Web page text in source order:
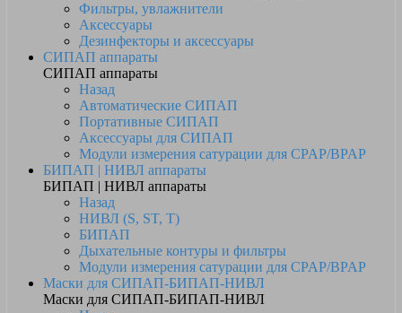
Фильтры, увлажнители
Аксессуары
Дезинфекторы и аксессуары
СИПАП аппараты
СИПАП аппараты
Назад
Автоматические СИПАП
Портативные СИПАП
Аксессуары для СИПАП
Модули измерения сатурации для CPAP/BPAP
БИПАП | НИВЛ аппараты
БИПАП | НИВЛ аппараты
Назад
НИВЛ (S, ST, T)
БИПАП
Дыхательные контуры и фильтры
Модули измерения сатурации для CPAP/BPAP
Маски для СИПАП-БИПАП-НИВЛ
Маски для СИПАП-БИПАП-НИВЛ